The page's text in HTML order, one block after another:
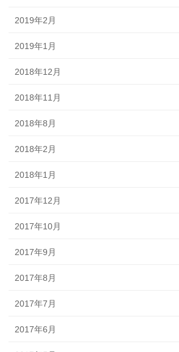
2019年2月
2019年1月
2018年12月
2018年11月
2018年8月
2018年2月
2018年1月
2017年12月
2017年10月
2017年9月
2017年8月
2017年7月
2017年6月